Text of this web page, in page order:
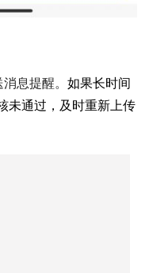
息提醒。 如果长时间
未通过，及时重新上传